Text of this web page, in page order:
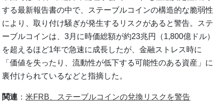
する最新報告書の中で、ステーブルコインの構造的な脆弱性
により、取り付け騒ぎが発生するリスクがあると警告。ステ
ーブルコインは、3月に時価総額が約23兆円（1,800億ドル）
を超えるほど1年で急速に成長したが、金融ストレス時に
「価値を失ったり、流動性が低下する可能性のある資産」に
裏付けられているなどと指摘した。
関連 ：米FRB、ステーブルコインの兌換リスクを警告